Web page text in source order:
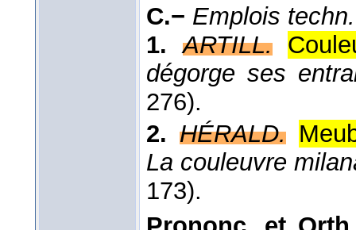
C.− Emplois techn.
1.
ARTILL.
dégorge ses
276).
2. HÉRALD.
La couleuvre
173).